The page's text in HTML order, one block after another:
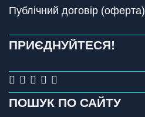
Публічний договір (оферта)
ПРИЄДНУЙТЕСЯ!
ПОШУК ПО САЙТУ